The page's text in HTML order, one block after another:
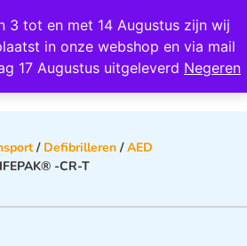
3 tot en met 14 Augustus zijn wij
in onze webshop en via mail
17 Augustus uitgeleverd Negeren
een 4,8 op Google
/ Defibrilleren /AED
-CR-T